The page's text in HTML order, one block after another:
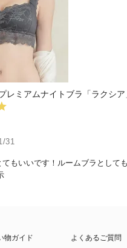
レミアムナイトブラ「ラクシ
31
もいいです！ルームブラとして
物ガイド よくあるご質問